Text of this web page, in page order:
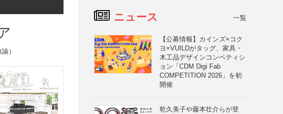
）
ニュース 一覧
【公募情報】カインズ×コク
ヨ×VUILDがタッグ、家具・
木工品デザインコンペティシ
ョン「CDM Digi Fab
COMPETITION 2026」を初
開催
乾久美子や藤本壮介らが登